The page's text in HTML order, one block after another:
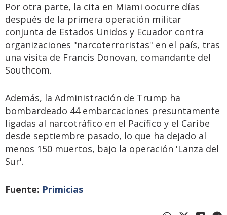
Por otra parte, la cita en Miami oocurre días
después de la primera operación militar
conjunta de Estados Unidos y Ecuador contra
organizaciones "narcoterroristas" en el país, tras
una visita de Francis Donovan, comandante del
Southcom.
Además, la Administración de Trump ha
bombardeado 44 embarcaciones presuntamente
ligadas al narcotráfico en el Pacífico y el Caribe
desde septiembre pasado, lo que ha dejado al
menos 150 muertos, bajo la operación 'Lanza del
Sur'.
Fuente: Primicias